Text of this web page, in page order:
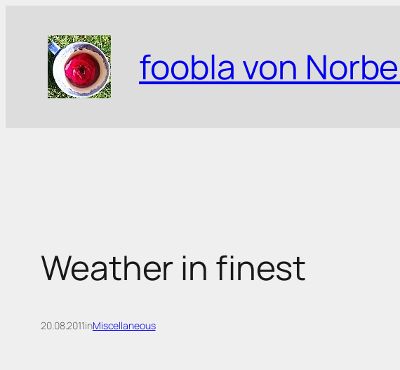
springen
foobla von
Weather in finest
20.08.2011inMiscellaneous